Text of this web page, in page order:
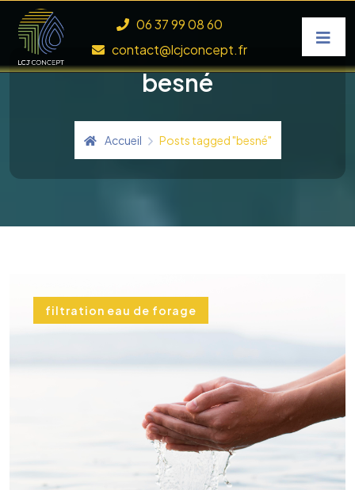
06 37 99 08 60
contact@lcjconcept.fr
Skip to content
besné
Accueil Posts tagged "besné"
filtration eau de forage